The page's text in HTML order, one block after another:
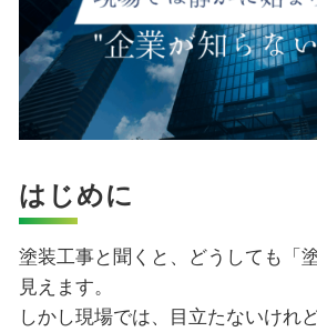
はじめに
塗装工事と聞くと、どうしても「
見えます。
しかし現場では、目立たないけれ